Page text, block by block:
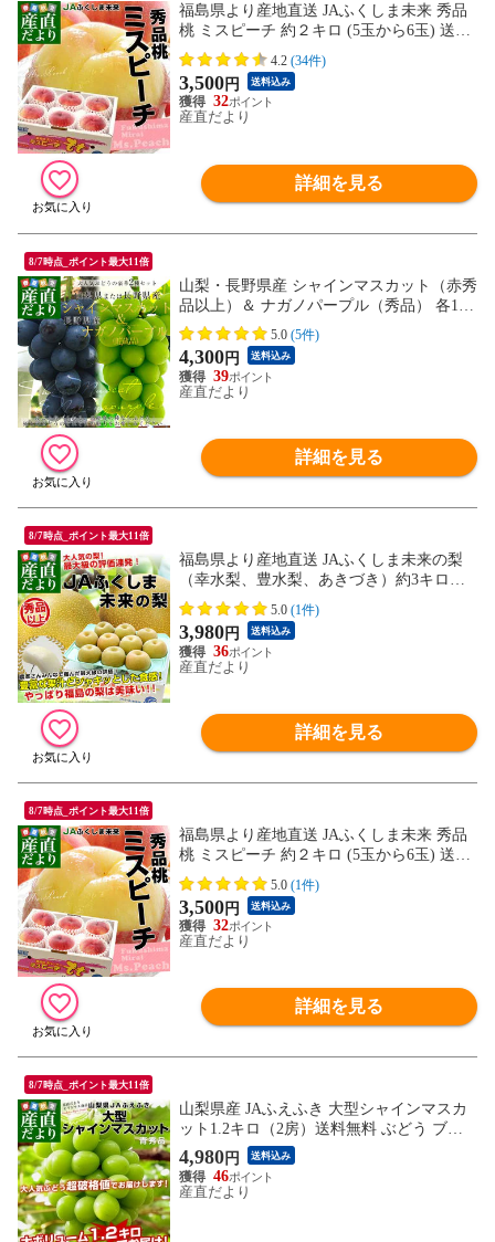
福島県より産地直送 JAふくしま未来 秀品
桃 ミスピーチ 約２キロ (5玉から6玉) 送料
無料 もも 桃 お中元 ギフト
4.2 (34件)
3,500円 送料込み
32
産直だより
詳細を見る
8/7時点_ポイント最大11倍
山梨・長野県産 シャインマスカット（赤秀
品以上）＆ ナガノパープル（秀品） 各1房
合計約1キロ 送料無料 ぶどう 葡萄 ぶどう
セット
5.0 (5件)
4,300円 送料込み
39
産直だより
詳細を見る
8/7時点_ポイント最大11倍
福島県より産地直送 JAふくしま未来の梨
（幸水梨、豊水梨、あきづき）約3キロ（6
玉から10玉） 送料無料 なし 梨 ナシ
5.0 (1件)
3,980円 送料込み
36
産直だより
詳細を見る
8/7時点_ポイント最大11倍
福島県より産地直送 JAふくしま未来 秀品
桃 ミスピーチ 約２キロ (5玉から6玉) 送料
無料 もも 桃 お中元 ギフト
5.0 (1件)
3,500円 送料込み
32
産直だより
詳細を見る
8/7時点_ポイント最大11倍
山梨県産 JAふえふき 大型シャインマスカ
ット1.2キロ（2房）送料無料 ぶどう ブド
ウ 種なしぶどう クール便発送
4,980円 送料込み
46
産直だより